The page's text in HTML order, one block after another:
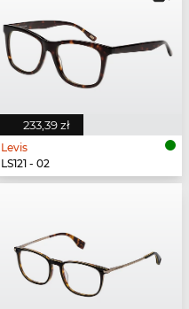
233,39 zł
Levis
LS121 - 02